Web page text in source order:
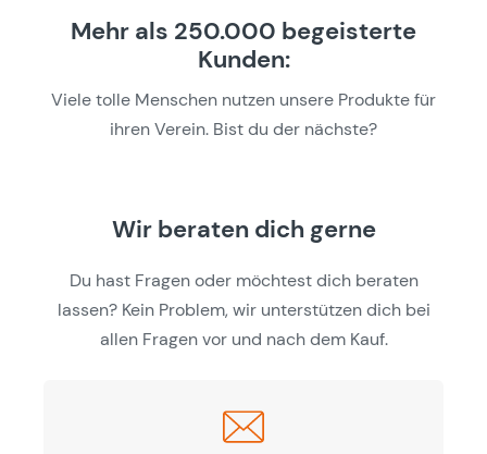
Mehr als 250.000 begeisterte
Kunden:
Viele tolle Menschen nutzen unsere Produkte für
ihren Verein. Bist du der nächste?
Wir beraten dich gerne
Du hast Fragen oder möchtest dich beraten
lassen? Kein Problem, wir unterstützen dich bei
allen Fragen vor und nach dem Kauf.